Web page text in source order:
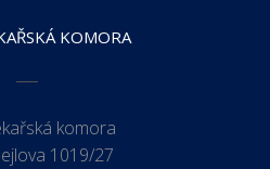
KOMORA
komora
1019/27